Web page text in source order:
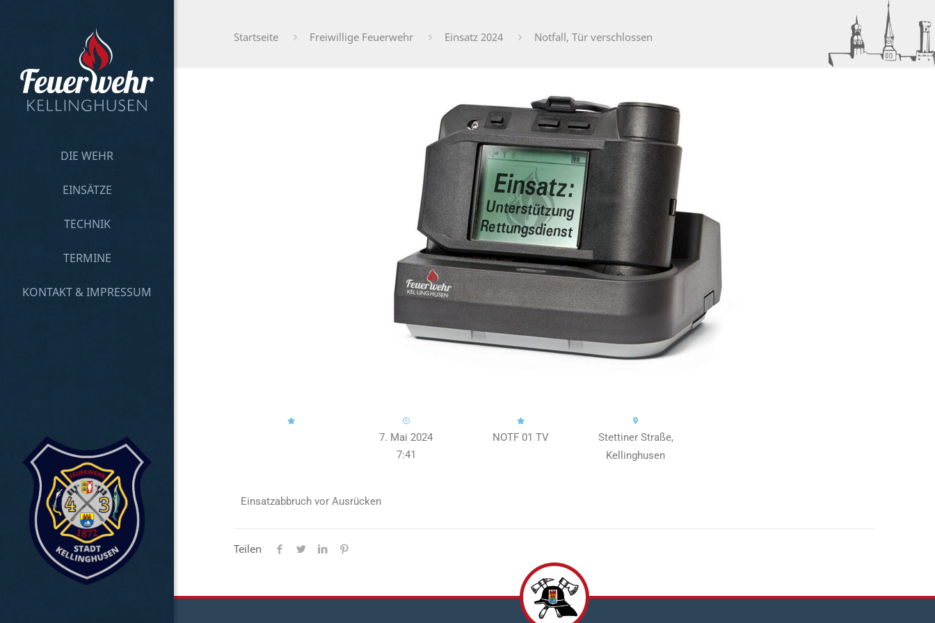
DIE WEHR
EINSÄTZE
TECHNIK
TERMINE
KONTAKT & IMPRESSUM
Startseite Freiwillige Feuerwehr Einsatz 2024 Notfall, Tür verschlossen
7. Mai 2024
7:41
NOTF 01 TV
Stettiner Straße,
Kellinghusen
Einsatzabbruch vor Ausrücken
Teilen